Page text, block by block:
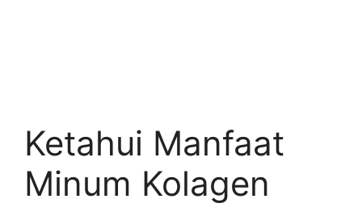
Ketahui Manfaat
Minum Kolagen